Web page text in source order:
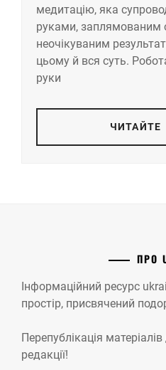
медитацію, яка
руками, заплямованим
неочікуваним
цьому й вся суть.
руки
ЧИТАЙТЕ
ПРО
Інформаційний ресурс
простір, присвячений
Перепублікація
редакції!